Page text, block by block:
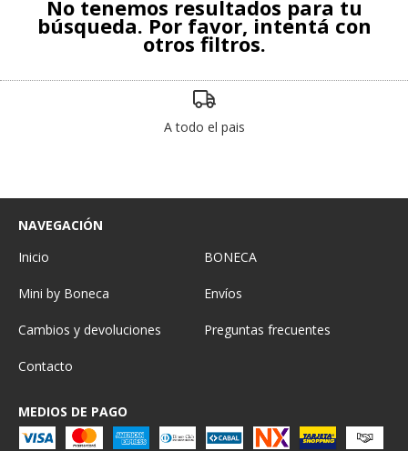
No tenemos resultados para tu
búsqueda. Por favor, intentá con
otros filtros.
A todo el pais
NAVEGACIÓN
Inicio
BONECA
Mini by Boneca Envíos
Cambios y devoluciones Preguntas frecuentes
Contacto
MEDIOS DE PAGO